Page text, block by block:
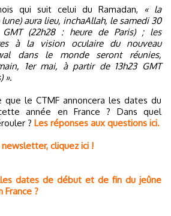
qui suit celui du Ramadan,
« la
aura lieu, inchaAllah, le samedi 30
(22h28 : heure de Paris) ; les
à la vision oculaire du nouveau
dans le monde seront réunies,
1er mai, à partir de 13h23 GMT
».
que le CTMF annoncera les dates du
année en France ? Dans quel
? Les réponses aux questions ici.
newsletter, cliquez ici !
dates de début et de fin du jeûne
?